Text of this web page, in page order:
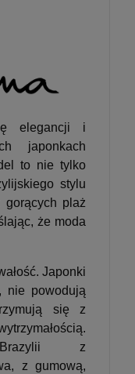
elegancji i
japonkach
to nie tylko
stylu
plaż
że moda
Japonki
nie powodują
się z
z
z gumową,